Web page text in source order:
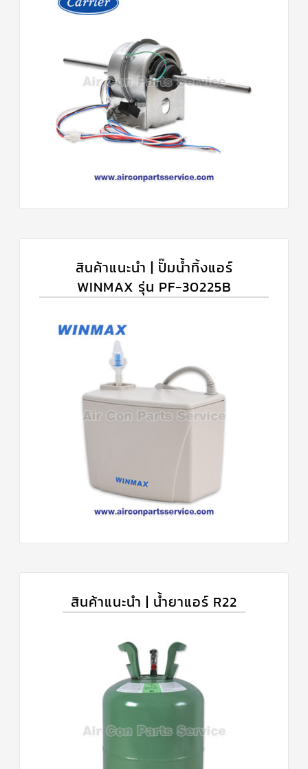
สินค้าแนะนำ | ปั๊มน้ำทิ้งแอร์
WINMAX รุ่น PF-30225B
สินค้าแนะนำ | น้ำยาแอร์ R22